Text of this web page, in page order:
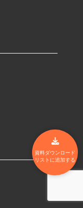
資料ダウンロード
リストに追加する